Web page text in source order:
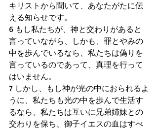
キリストから聞いて、あなたがたに伝
える知らせです。
6 もし私たちが、神と交わりがあると
言っていながら、しかも、罪とやみの
中を歩んでいるなら、私たちは偽りを
言っているのであって、真理を行って
はいません。
7 しかし、もし神が光の中におられるよ
うに、私たちも光の中を歩んで生活す
るなら、私たちは互いに兄弟姉妹との
交わりを保ち、御子イエスの血はすべ